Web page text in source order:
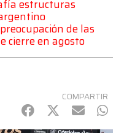
estructuras
de las
cierre en agosto
COMPARTIR
Facebook
Twitter
mail